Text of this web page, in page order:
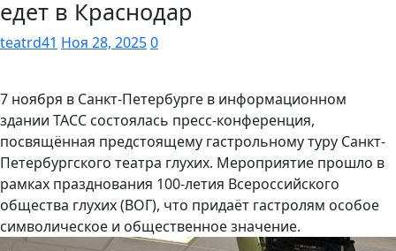
едет в Краснодар
teatrd41 Ноя 28, 20250
7 ноября в Санкт-Петербурге в информационном
здании ТАСС состоялась пресс-конференция,
посвящённая предстоящему гастрольному туру Санкт-
Петербургского театра глухих. Мероприятие прошло в
рамках празднования 100-летия Всероссийского
общества глухих (ВОГ), что придаёт гастролям особое
символическое и общественное значение.